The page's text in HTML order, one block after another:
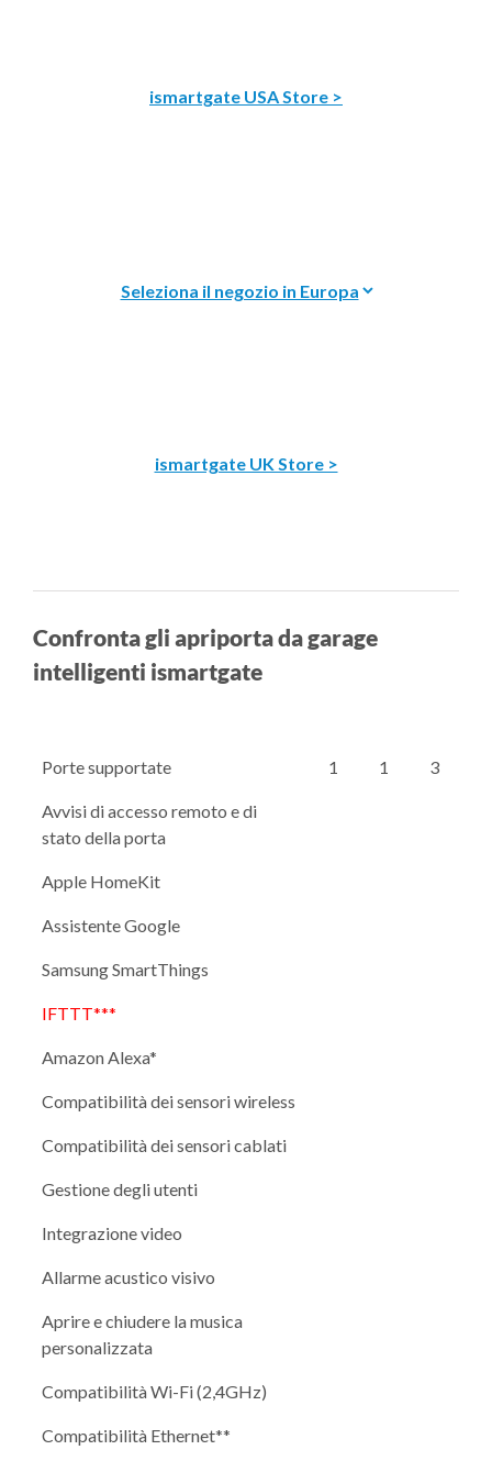
ismartgate USA Store >
ismartgate UK Store >
Confronta gli apriporta da garage
intelligenti ismartgate
Porte supportate 1 1 3
Avvisi di accesso remoto e di
stato della porta
Apple HomeKit
Assistente Google
Samsung SmartThings
IFTTT***
Amazon Alexa*
Compatibilità dei sensori wireless
Compatibilità dei sensori cablati
Gestione degli utenti
Integrazione video
Allarme acustico visivo
Aprire e chiudere la musica
personalizzata
Compatibilità Wi-Fi (2,4GHz)
Compatibilità Ethernet**